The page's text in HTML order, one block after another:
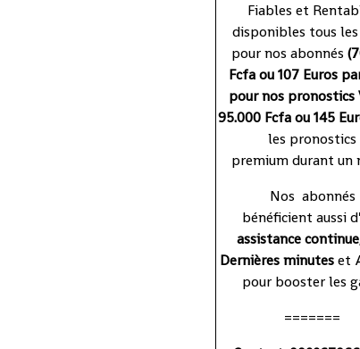
Fiables et
disponibles tous
pour nos abonnés
Fcfa ou 107 Euros
pour nos pronostics
95.000 Fcfa ou 145
les pronostics
premium durant un
Nos abonnés
bénéficient aussi
assistance
Dernières minuteset
pour booster les
=======